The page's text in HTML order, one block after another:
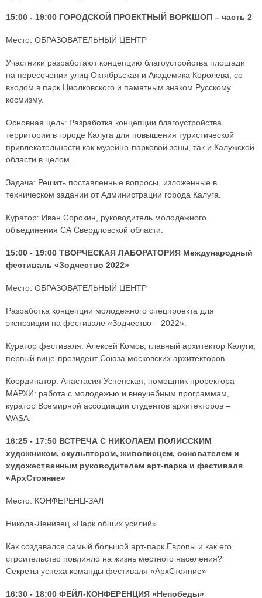
15:00 - 19:00 ГОРОДСКОЙ ПРОЕКТНЫЙ ВОРКШОП – часть 2
Место: ОБРАЗОВАТЕЛЬНЫЙ ЦЕНТР
Участники разработают концепцию благоустройства площади
на пересечении улиц Октябрьская и Академика Королева, со
входом в парк Циолковского и памятным знаком Русскому
космизму.
Основная цель: Разработка концепции благоустройства
территории в городе Калуга для повышения туристической
привлекательности как музейно-парковой зоны, так и Калужской
области в целом.
Задача: Решить поставленные вопросы, изложенные в
техническом задании от Администрации города Калуга.
Куратор: Иван Сорокин, руководитель молодежного
объединения СА Свердловской области.
15:00 - 19:00 ТВОРЧЕСКАЯ ЛАБОРАТОРИЯ Международный
фестиваль «Зодчество 2022»
Место: ОБРАЗОВАТЕЛЬНЫЙ ЦЕНТР
Разработка концепции молодежного спецпроекта для
экспозиции на фестивале «Зодчество – 2022».
Куратор фестиваля: Алексей Комов, главный архитектор Калуги,
первый вице-президент Союза московских архитекторов.
Координатор: Анастасия Успенская, помощник проректора
МАРХИ: работа с молодежью и внеучебным программам,
куратор Всемирной ассоциации студентов архитекторов –
WASA.
16:25 - 17:50 ВСТРЕЧА С НИКОЛАЕМ ПОЛИССКИМ
художником, скульптором, живописцем, основателем и
художественным руководителем арт-парка и фестиваля
«АрхСтояние»
Место: КОНФЕРЕНЦ-ЗАЛ
Никола-Ленивец «Парк общих усилий»
Как создавался самый большой арт-парк Европы и как его
строительство повлияло на жизнь местного населения?
Секреты успеха команды фестиваля «АрхСтояние»
16:30 - 18:00 ФЕЙЛ-КОНФЕРЕНЦИЯ «Непобеды»